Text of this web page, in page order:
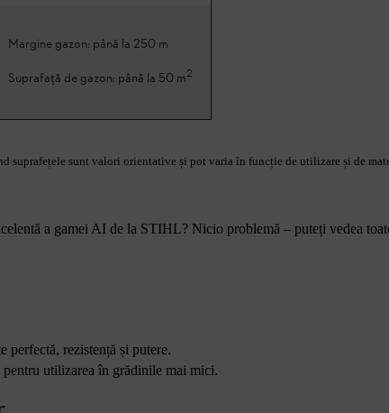
Margine gazon: până la 250 m
Suprafață de gazon: până la 50 m2
sunt valori orientative și pot varia în funcție de utilizare și de
a gamei AI de la STIHL? Nicio problemă – puteți vedea
rezistență și putere.
utilizarea în grădinile mai mici.